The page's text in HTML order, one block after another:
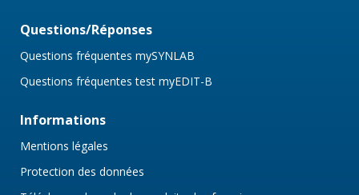
Questions/Réponses
Questions fréquentes mySYNLAB
Questions fréquentes test myEDIT-B
Informations
Mentions légales
Protection des données